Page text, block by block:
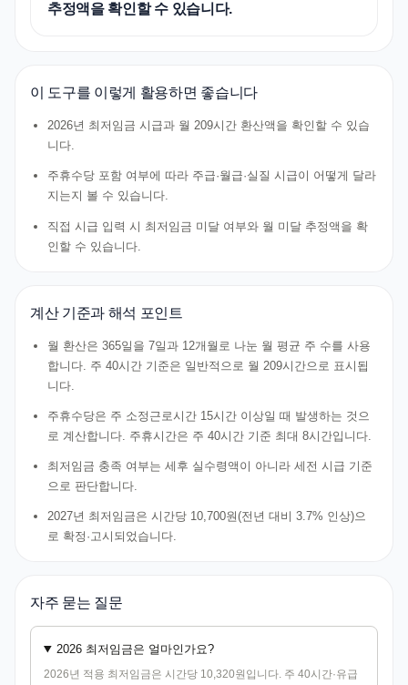
추정액을 확인할 수 있습니다.
이 도구를 이렇게 활용하면 좋습니다
2026년 최저임금 시급과 월 209시간 환산액을 확인할 수 있습
니다.
주휴수당 포함 여부에 따라 주급·월급·실질 시급이 어떻게 달라
지는지 볼 수 있습니다.
직접 시급 입력 시 최저임금 미달 여부와 월 미달 추정액을 확
인할 수 있습니다.
계산 기준과 해석 포인트
월 환산은 365일을 7일과 12개월로 나눈 월 평균 주 수를 사용
합니다. 주 40시간 기준은 일반적으로 월 209시간으로 표시됩
니다.
주휴수당은 주 소정근로시간 15시간 이상일 때 발생하는 것으
로 계산합니다. 주휴시간은 주 40시간 기준 최대 8시간입니다.
최저임금 충족 여부는 세후 실수령액이 아니라 세전 시급 기준
으로 판단합니다.
2027년 최저임금은 시간당 10,700원(전년 대비 3.7% 인상)으
로 확정·고시되었습니다.
자주 묻는 질문
2026 최저임금은 얼마인가요?
2026년 적용 최저임금은 시간당 10,320원입니다. 주 40시간·유급